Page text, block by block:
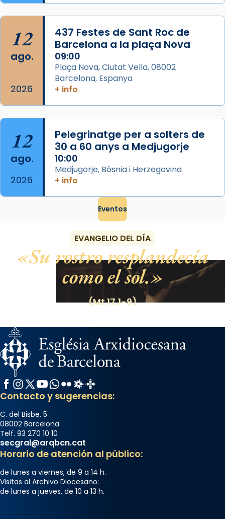
View on Facebook · Share
12
ago.
2026
437 Festes de Sant Roc de
Barcelona a la plaça Nova
09:00
Plaça Nova, Ciutat Vella, 08002
Barcelona, Espanya
+ info
12
ago.
2026
Pelegrinatge per a solters de
30 a 60 anys a Medjugorje
10:00
Medjugorje, Bòsnia i Herzegovina
+ info
Eventos
EVANGELIO DEL DÍA
Su rostro resplandecía
como el sol.
(Mt 17,1-9)
Facebook
Instagram
X / Twitter
YouTube
WhatsApp
FlickrRadio Estel
Catalunya Cristiana
Contacto y sugerencias:
C. del Bisbe, 5
08002 Barcelona
Telf. 93 270 10 10
secgral@arqbcn.cat
Horario de atención al público:
de lunes a viernes, de 9 a 14 h.
Visitas al Archivo Diocesano:
de lunes a jueves, de 10 a 13 h.